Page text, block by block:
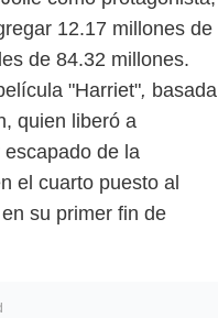
12.17 millones de
de 84.32 millones.
"Harriet", basada
quien liberó a
de la
el cuarto puesto al
su primer fin de